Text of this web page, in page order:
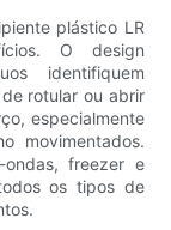
plástico LR
O design
identifiquem
rotular ou abrir
especialmente
movimentados.
freezer e
os tipos de